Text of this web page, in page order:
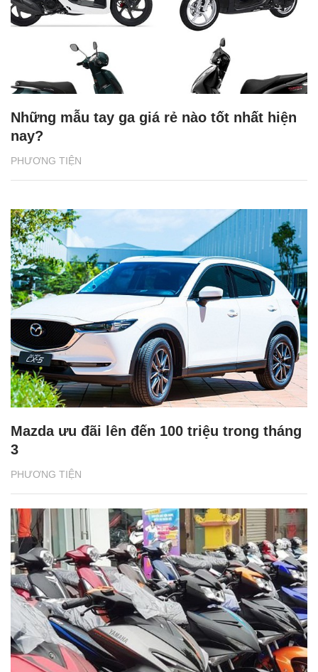
PHƯƠNG TIỆN
Những mẫu tay ga giá rẻ nào tốt nhất hiện
nay?
PHƯƠNG TIỆN
Mazda ưu đãi lên đến 100 triệu trong tháng
3